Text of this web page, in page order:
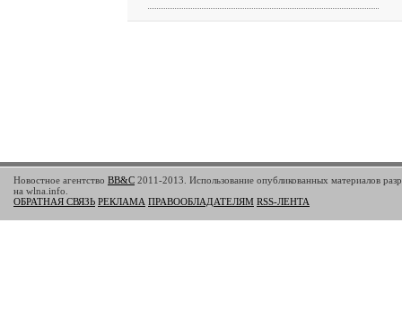
Новостное агентство BB&C 2011-2013. Использование опубликованных материалов
на wlna.info.
ОБРАТНАЯ СВЯЗЬ РЕКЛАМА ПРАВООБЛАДАТЕЛЯМ RSS-ЛЕНТА